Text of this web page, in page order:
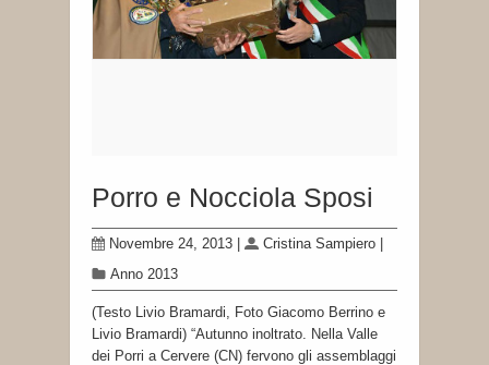
Porro e Nocciola Sposi
Novembre 24, 2013 Cristina Sampiero
Anno 2013
(Testo Livio Bramardi, Foto Giacomo Berrino e
Livio Bramardi) “Autunno inoltrato. Nella Valle
dei Porri a Cervere (CN) fervono gli assemblaggi